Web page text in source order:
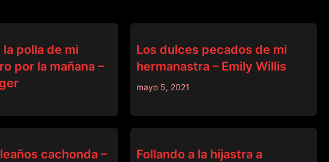
polla de mi
por la mañana –
Los dulces pecados de mi
hermanastra – Emily Willis
mayo 5, 2021
cachonda –
Follando a la hijastra a